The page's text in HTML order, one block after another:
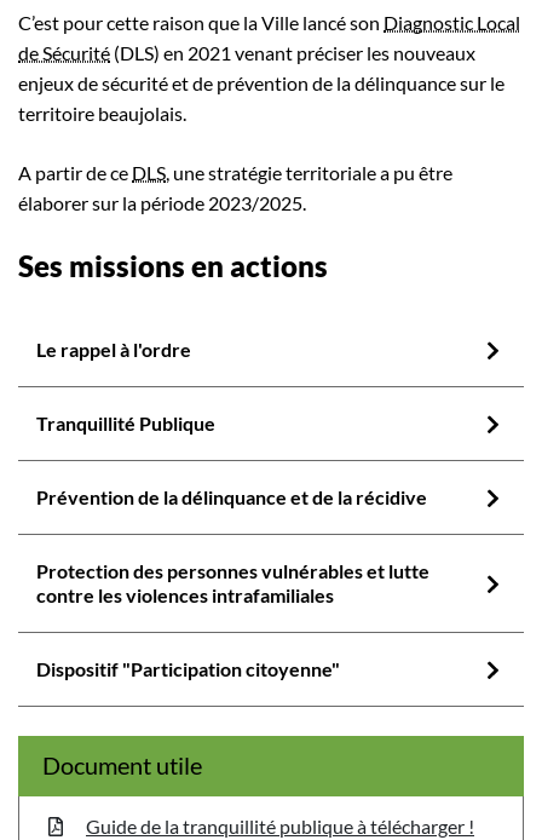
C’est pour cette raison que la Ville lancé son Diagnostic Local
de Sécurité (DLS) en 2021 venant préciser les nouveaux
enjeux de sécurité et de prévention de la délinquance sur le
territoire beaujolais.
A partir de ce DLS, une stratégie territoriale a pu être
élaborer sur la période 2023/2025.
Ses missions en actions
Le rappel à l'ordre
Tranquillité Publique
Prévention de la délinquance et de la récidive
Protection des personnes vulnérables et lutte
contre les violences intrafamiliales
Dispositif "Participation citoyenne"
Document utile
Guide de la tranquillité publique à télécharger !